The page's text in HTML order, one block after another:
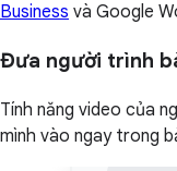
Business và Google
Đưa người trình
Tính năng video của
mình vào ngay trong